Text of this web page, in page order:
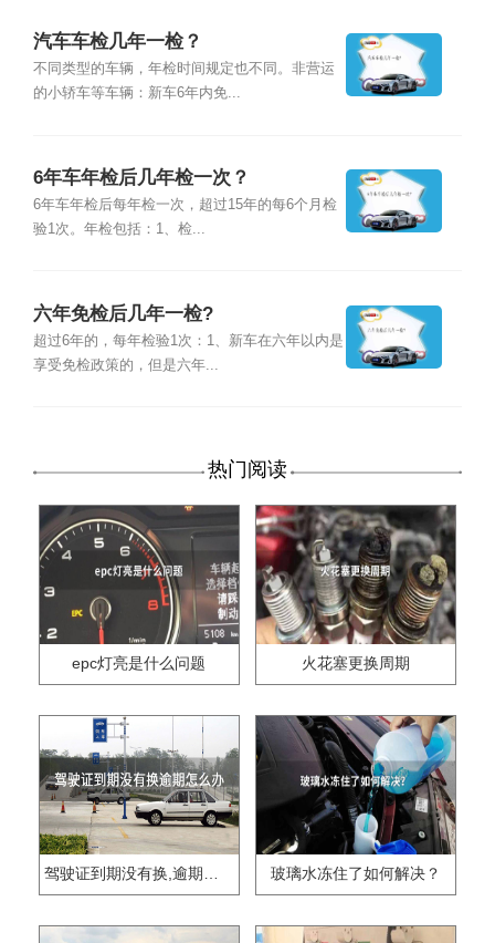
汽车车检几年一检？
不同类型的车辆，年检时间规定也不同。非营运
的小轿车等车辆：新车6年内免...
6年车年检后几年检一次？
6年车年检后每年检一次，超过15年的每6个月检
验1次。年检包括：1、检...
六年免检后几年一检?
超过6年的，每年检验1次：1、新车在六年以内是
享受免检政策的，但是六年...
热门阅读
epc灯亮是什么问题 火花塞更换周期
驾驶证到期没有换,逾期怎么办?? 玻璃水冻住了如何解决？